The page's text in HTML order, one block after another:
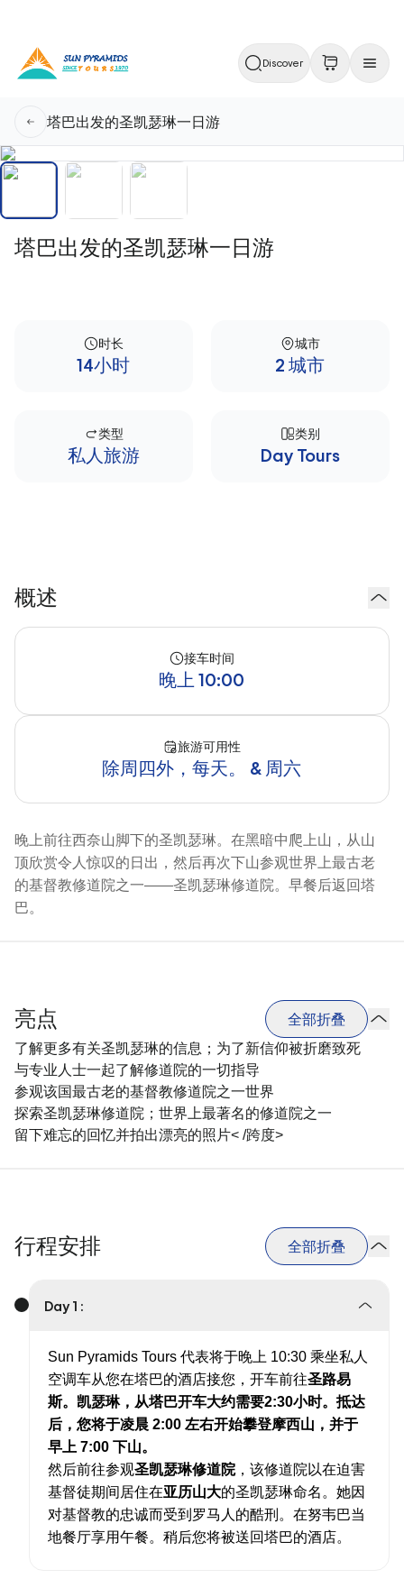
Discover
塔巴出发的圣凯瑟琳一日游
塔巴出发的圣凯瑟琳一日游
时长
14小时
城市
2 城市
类型
私人旅游
类别
Day Tours
概述
接车时间
晚上 10:00
旅游可用性
除周四外，每天。 & 周六
晚上前往西奈山脚下的圣凯瑟琳。在黑暗中爬上山，从山
顶欣赏令人惊叹的日出，然后再次下山参观世界上最古老
的基督教修道院之一——圣凯瑟琳修道院。早餐后返回塔
巴。
亮点 全部折叠
了解更多有关圣凯瑟琳的信息；为了新信仰被折磨致死
与专业人士一起了解修道院的一切指导
参观该国最古老的基督教修道院之一世界
探索圣凯瑟琳修道院；世界上最著名的修道院之一
留下难忘的回忆并拍出漂亮的照片< /跨度>
行程安排 全部折叠
Day 1 :
Sun Pyramids Tours 代表将于晚上 10:30 乘坐私人
空调车从您在塔巴的酒店接您，开车前往圣路易
斯。凯瑟琳，从塔巴开车大约需要2:30小时。抵达
后，您将于凌晨 2:00 左右开始攀登摩西山，并于
早上 7:00 下山。
然后前往参观圣凯瑟琳修道院，该修道院以在迫害
基督徒期间居住在亚历山大的圣凯瑟琳命名。她因
对基督教的忠诚而受到罗马人的酷刑。在努韦巴当
地餐厅享用午餐。稍后您将被送回塔巴的酒店。